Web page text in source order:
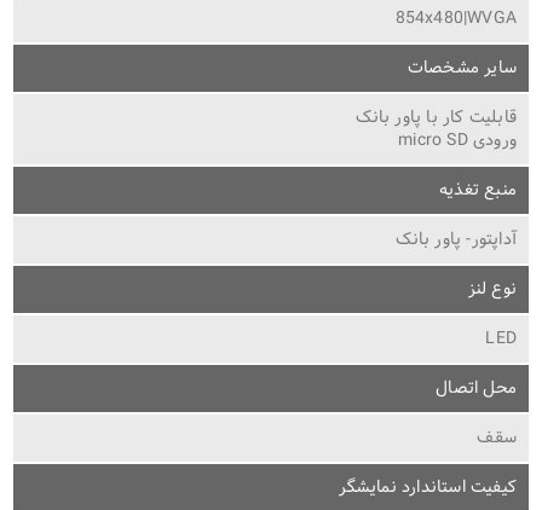
854x480|WVGA
سایر مشخصات
قابلیت کار با پاور بانک
ورودی micro SD
منبع تغذیه
آداپتور- پاور بانک
نوع لنز
LED
محل اتصال
سقف
کیفیت استاندارد نمایشگر